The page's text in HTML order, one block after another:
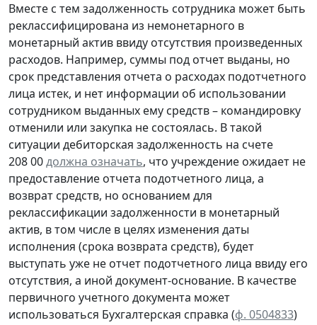
Вместе с тем задолженность сотрудника может быть
реклассифицирована из немонетарного в
монетарный актив ввиду отсутствия произведенных
расходов. Например, суммы под отчет выданы, но
срок представления отчета о расходах подотчетного
лица истек, и нет информации об использовании
сотрудником выданных ему средств – командировку
отменили или закупка не состоялась. В такой
ситуации дебиторская задолженность на счете
208 00должна означать, что учреждение ожидает не
предоставление отчета подотчетного лица, а
возврат средств, но основанием для
реклассификации задолженности в монетарный
актив, в том числе в целях изменения даты
исполнения (срока возврата средств), будет
выступать уже не отчет подотчетного лица ввиду его
отсутствия, а иной документ-основание. В качестве
первичного учетного документа может
использоваться Бухгалтерская справка (ф. 0504833)